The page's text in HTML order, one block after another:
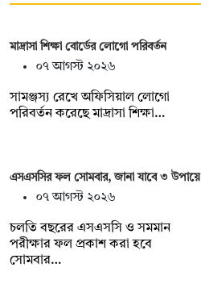
মাদ্রাসা শিক্ষা বোর্ডের লোগো পরিবর্তন
০৭ আগস্ট ২০২৬
সামঞ্জস্য রেখে অফিসিয়াল লোগো
পরিবর্তন করেছে মাদ্রাসা শিক্ষা…
এসএসসির ফল সোমবার, জানা যাবে ৩ উপায়ে
০৭ আগস্ট ২০২৬
চলতি বছরের এসএসসি ও সমমান
পরীক্ষার ফল প্রকাশ করা হবে
সোমবার…